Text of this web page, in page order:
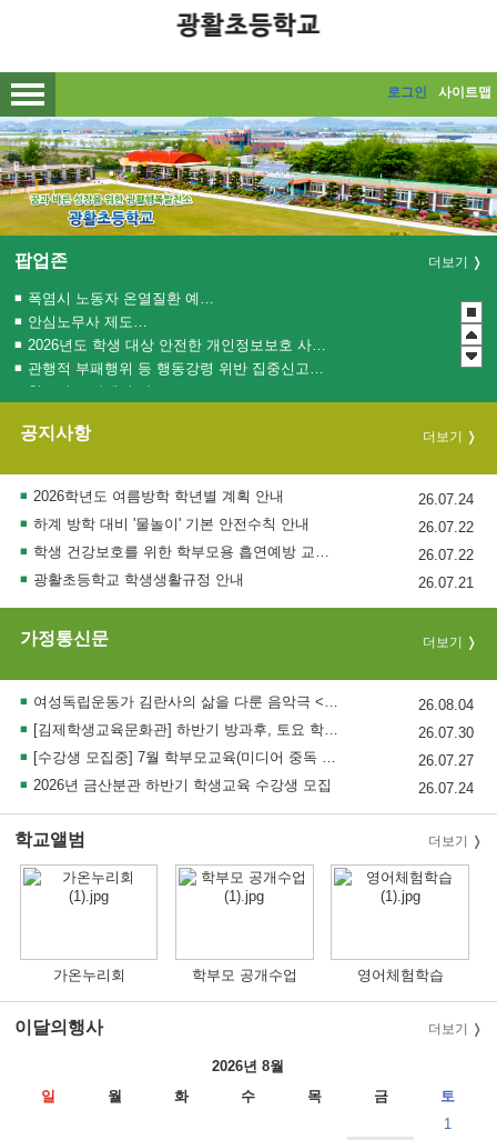
로그인 사이트맵
팝업존 더보기
청소년 도박예방 카드뉴스
관행적 부패행위 등 행동강령 위반 집중신고기간 운영
2026년도 학생 대상 안전한 개인정보보호 사례 공모전
안심노무사 제도 홍보
폭염시 노동자 온열질환 예방수칙
2026 학생 성장 지원 학부모 아카데미 운영
공지사항 더보기
2026학년도 여름방학 학년별 계획 안내
26.07.24
하계 방학 대비 '물놀이' 기본 안전수칙 안내
26.07.22
학생 건강보호를 위한 학부모용 흡연예방 교육자료(7월) 안내
26.07.22
광활초등학교 학생생활규정 안내
26.07.21
가정통신문 더보기
여성독립운동가 김란사의 삶을 다룬 음악극 <그들의 삶> 관람 안내
26.08.04
[김제학생교육문화관] 하반기 방과후, 토요 학생교육 프로그램 수강생 모집 안내
26.07.30
[수강생 모집중] 7월 학부모교육(미디어 중독 예방교육)
26.07.27
2026년 금산분관 하반기 학생교육 수강생 모집
26.07.24
학교앨범 더보기
가온누리회 학부모 공개수업 영어체험학습
이달의행사 더보기
2026년 8월
일
월 화 수 목 금
토
1